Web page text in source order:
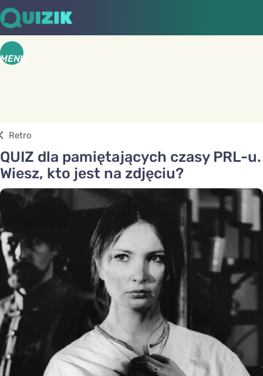
MENU
Retro
QUIZ dla pamiętających czasy PRL-u.
Wiesz, kto jest na zdjęciu?